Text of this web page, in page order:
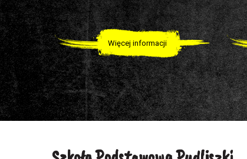
Więcej informacji